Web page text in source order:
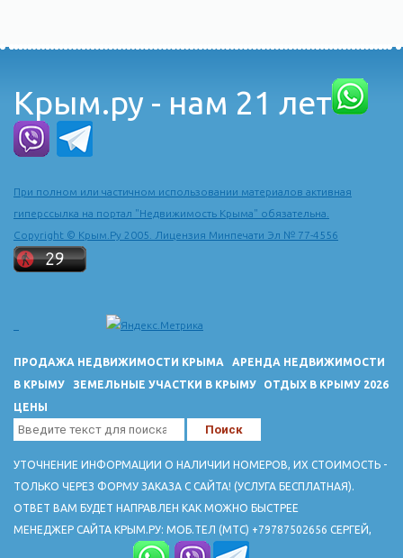
Крым.ру - нам 21 лет
При полном или частичном использовании материалов активная
гиперссылка на портал "Недвижимость Крыма" обязательна.
Copyright © Крым.Ру 2005. Лицензия Минпечати Эл № 77-4556
ПРОДАЖА НЕДВИЖИМОСТИ КРЫМА
АРЕНДА НЕДВИЖИМОСТИ
В КРЫМУ
ЗЕМЕЛЬНЫЕ УЧАСТКИ В КРЫМУ
ОТДЫХ В КРЫМУ 2026
ЦЕНЫ
УТОЧНЕНИЕ ИНФОРМАЦИИ О НАЛИЧИИ НОМЕРОВ, ИХ СТОИМОСТЬ -
ТОЛЬКО ЧЕРЕЗ ФОРМУ ЗАКАЗА С САЙТА! (УСЛУГА БЕСПЛАТНАЯ).
ОТВЕТ ВАМ БУДЕТ НАПРАВЛЕН КАК МОЖНО БЫСТРЕЕ
МЕНЕДЖЕР САЙТА КРЫМ.РУ: МОБ.ТЕЛ (МТС) +79787502656 СЕРГЕЙ,